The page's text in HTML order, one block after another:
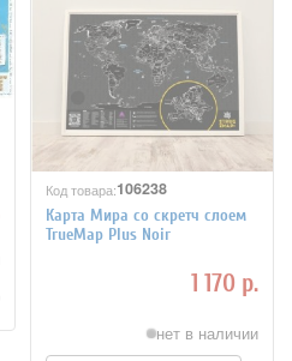
Код товара:106238
Карта Мира со скретч слоем
TrueMap Plus Noir
1 170 р.
нет в наличии